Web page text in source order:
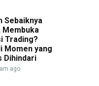
Sebaiknya
Membuka
Trading?
Momen yang
Dihindari
ago